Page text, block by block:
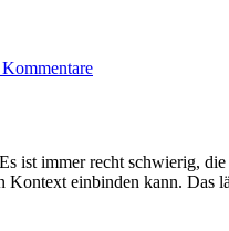
zu
Scala
ist immer recht schwierig,
Kontext einbinden kann.